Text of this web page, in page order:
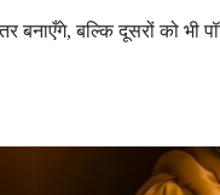
बल्कि दूसरों को भी